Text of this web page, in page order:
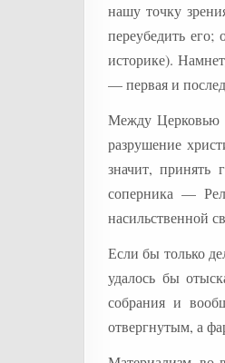
нашу точку
переубедить
историке).
— первая и
Между Церковью
разрушение
значит, принять
соперника —
насильственной
Если бы только
удалось бы
собрания и
отвергнутым, а